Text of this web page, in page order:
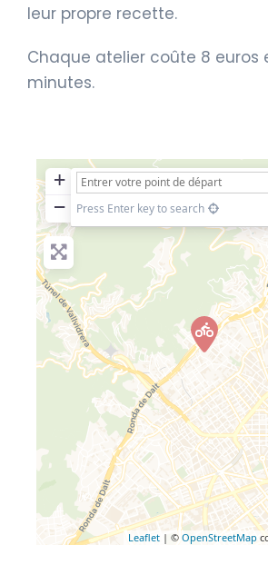
leur propre recette.
Chaque atelier coûte 8 euros
minutes.
+
−
Press Enter key to search
Leaflet | © OpenStreetMap